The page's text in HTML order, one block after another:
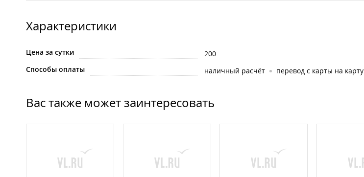
Характеристики
Цена за сутки
200
Способы оплаты
наличный расчёт перевод с карты на карту
Вас также может заинтересовать